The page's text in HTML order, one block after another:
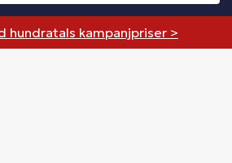
hundratals kampanjpriser >